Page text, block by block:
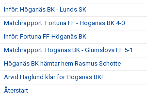
Inför: Höganäs BK - Lunds SK
Matchrapport: Fortuna FF - Höganäs BK 4-0
Inför: Fortuna FF-Höganäs BK
Matchrapport: Höganäs BK - Glumslövs FF 5-1
Höganäs BK hämtar hem Rasmus Schotte
Arvid Haglund klar för Höganäs BK!
Återstart